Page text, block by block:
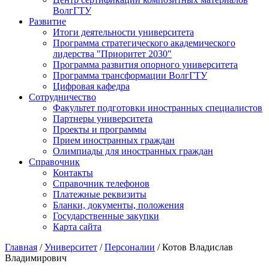
ВолгГТУ
Развитие
Итоги деятельности университета
Программа стратегического академического
лидерства "Приоритет 2030"
Программа развития опорного университета
Программа трансформации ВолгГТУ
Цифровая кафедра
Сотрудничество
Факультет подготовки иностранных специалистов
Партнеры университета
Проекты и программы
Прием иностранных граждан
Олимпиады для иностранных граждан
Справочник
Контакты
Справочник телефонов
Платежные реквизиты
Бланки, документы, положения
Государственные закупки
Карта сайта
Главная /Университет /Персоналии / Котов Владислав
Владимирович